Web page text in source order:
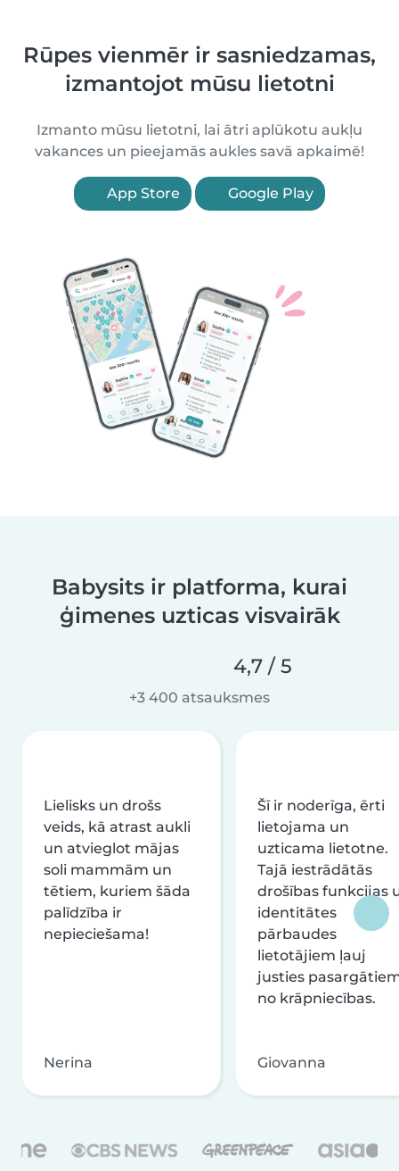
Rūpes vienmēr ir sasniedzamas,
izmantojot mūsu lietotni
Izmanto mūsu lietotni, lai ātri aplūkotu aukļu
vakances un pieejamās aukles savā apkaimē!
App Store Google Play
Babysits ir platforma, kurai
ģimenes uzticas visvairāk
4,7 / 5
+3 400 atsauksmes
Lielisks un drošs
veids, kā atrast aukli
un atvieglot mājas
soli mammām un
tētiem, kuriem šāda
palīdzība ir
nepieciešama!
Nerina
Šī ir noderīga, ērti
lietojama un
uzticama lietotne.
Tajā iestrādātās
drošības funkcijas
identitātes
pārbaudes
lietotājiem ļauj
justies
no krāpniecības.
Giovanna